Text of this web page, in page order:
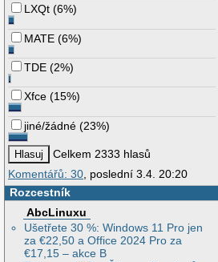
LXQt (6%)
MATE (6%)
TDE (2%)
Xfce (15%)
jiné/žádné (23%)
Celkem 2333 hlasů
Komentářů: 30, poslední 3.4. 20:20
Rozcestník
AbcLinuxu
Ušetřete 30 %: Windows 11 Pro jen
za €22,50 a Office 2024 Pro za
€17,15 – akce B